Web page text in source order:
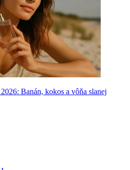
Banán, kokos a vôňa slanej